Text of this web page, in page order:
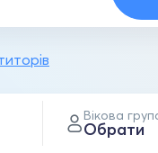
Вікова
Обрати